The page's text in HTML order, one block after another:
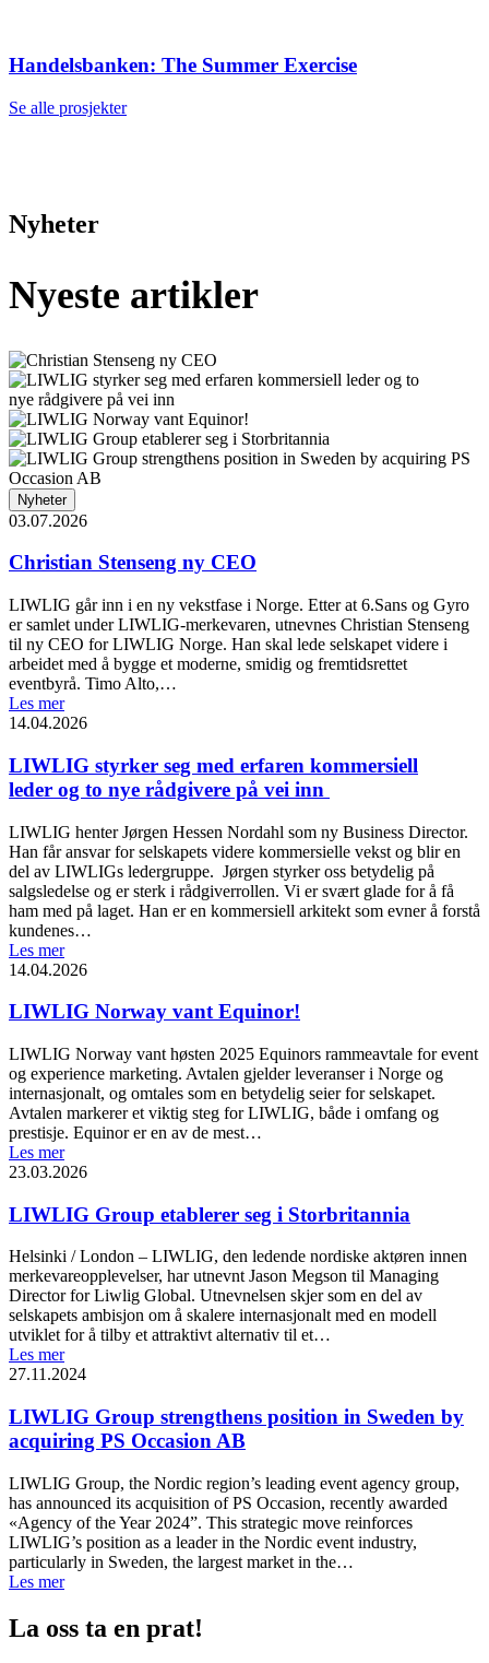
Handelsbanken: The Summer Exercise
Se alle prosjekter
Nyheter
Nyeste artikler
Nyheter
03.07.2026
Christian Stenseng ny CEO
LIWLIG går inn i en ny vekstfase i Norge. Etter at 6.Sans og Gyro
er samlet under LIWLIG-merkevaren, utnevnes Christian Stenseng
til ny CEO for LIWLIG Norge. Han skal lede selskapet videre i
arbeidet med å bygge et moderne, smidig og fremtidsrettet
eventbyrå. Timo Alto,…
Les mer
14.04.2026
LIWLIG styrker seg med erfaren kommersiell
leder og to nye rådgivere på vei inn
LIWLIG henter Jørgen Hessen Nordahl som ny Business Director.
Han får ansvar for selskapets videre kommersielle vekst og blir en
del av LIWLIGs ledergruppe. Jørgen styrker oss betydelig på
salgsledelse og er sterk i rådgiverrollen. Vi er svært glade for å få
ham med på laget. Han er en kommersiell arkitekt som evner å forstå
kundenes…
Les mer
14.04.2026
LIWLIG Norway vant Equinor!
LIWLIG Norway vant høsten 2025 Equinors rammeavtale for event
og experience marketing. Avtalen gjelder leveranser i Norge og
internasjonalt, og omtales som en betydelig seier for selskapet.
Avtalen markerer et viktig steg for LIWLIG, både i omfang og
prestisje. Equinor er en av de mest…
Les mer
23.03.2026
LIWLIG Group etablerer seg i Storbritannia
Helsinki / London – LIWLIG, den ledende nordiske aktøren innen
merkevareopplevelser, har utnevnt Jason Megson til Managing
Director for Liwlig Global. Utnevnelsen skjer som en del av
selskapets ambisjon om å skalere internasjonalt med en modell
utviklet for å tilby et attraktivt alternativ til et…
Les mer
27.11.2024
LIWLIG Group strengthens position in Sweden by
acquiring PS Occasion AB
LIWLIG Group, the Nordic region’s leading event agency group,
has announced its acquisition of PS Occasion, recently awarded
«Agency of the Year 2024”. This strategic move reinforces
LIWLIG’s position as a leader in the Nordic event industry,
particularly in Sweden, the largest market in the…
Les mer
La oss ta en prat!